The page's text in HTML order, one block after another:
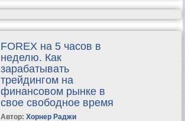
FOREX на 5 часов в
неделю. Как
зарабатывать
трейдингом на
финансовом рынке в
свое свободное время
Автор: Хорнер Раджи